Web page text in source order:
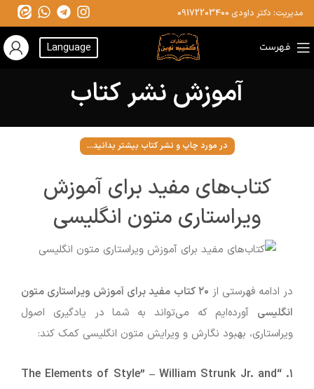
مدیریت: دکتر داودی 09172203400
فهرست Language
آموزش نشر کتاب
در مورد چاپ و نشر کتاب بیشتر بدانید...
کتاب‌های مفید برای آموزش
ویراستاری متون انگلیسی
در ادامه فهرستی از
۲۰ کتاب مفید برای آموزش ویراستاری متون
انگلیسی آورده‌ایم که می‌تواند به شما در یادگیری اصول
ویراستاری، بهبود نگارش و ویرایش متون انگلیسی کمک کند:
۱. “The Elements of Style”
–William Strunk Jr. and